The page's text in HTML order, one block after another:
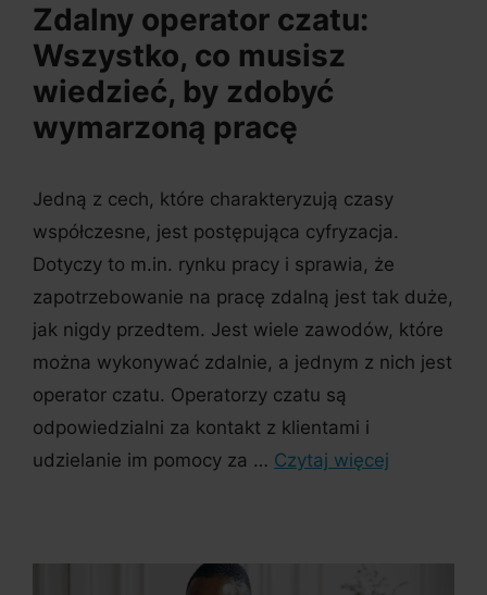
Zdalny operator czatu:
Wszystko, co musisz
wiedzieć, by zdobyć
wymarzoną pracę
Jedną z cech, które charakteryzują czasy
współczesne, jest postępująca cyfryzacja.
Dotyczy to m.in. rynku pracy i sprawia, że
zapotrzebowanie na pracę zdalną jest tak duże,
jak nigdy przedtem. Jest wiele zawodów, które
można wykonywać zdalnie, a jednym z nich jest
operator czatu. Operatorzy czatu są
odpowiedzialni za kontakt z klientami i
udzielanie im pomocy za … Czytaj więcej